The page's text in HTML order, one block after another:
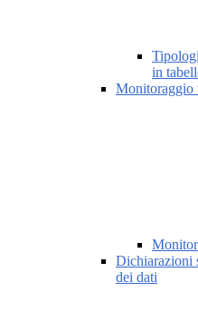
in
Monitoraggio
Dichiarazioni
dei dati